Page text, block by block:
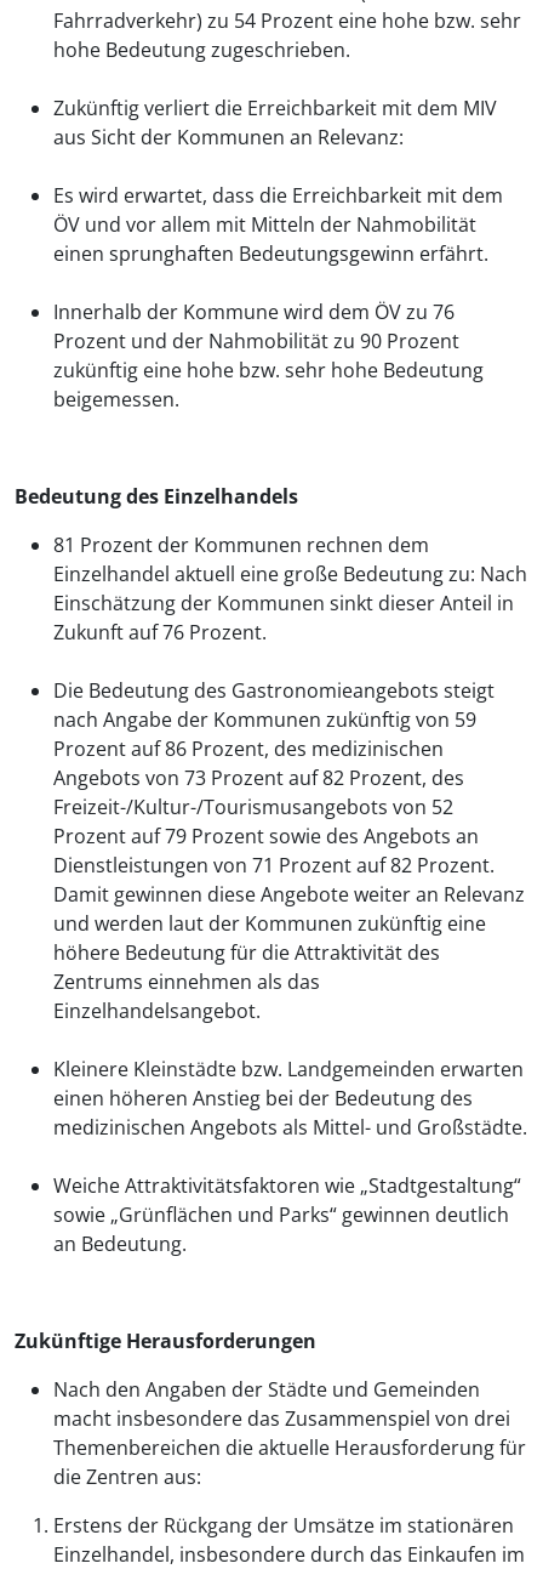
Fahrradverkehr) zu 54 Prozent eine hohe bzw. sehr
hohe Bedeutung zugeschrieben.
Zukünftig verliert die Erreichbarkeit mit dem MIV
aus Sicht der Kommunen an Relevanz:
Es wird erwartet, dass die Erreichbarkeit mit dem
ÖV und vor allem mit Mitteln der Nahmobilität
einen sprunghaften Bedeutungsgewinn erfährt.
Innerhalb der Kommune wird dem ÖV zu 76
Prozent und der Nahmobilität zu 90 Prozent
zukünftig eine hohe bzw. sehr hohe Bedeutung
beigemessen.
Bedeutung des Einzelhandels
81 Prozent der Kommunen rechnen dem
Einzelhandel aktuell eine große Bedeutung zu: Nach
Einschätzung der Kommunen sinkt dieser Anteil in
Zukunft auf 76 Prozent.
Die Bedeutung des Gastronomieangebots steigt
nach Angabe der Kommunen zukünftig von 59
Prozent auf 86 Prozent, des medizinischen
Angebots von 73 Prozent auf 82 Prozent, des
Freizeit-/Kultur-/Tourismusangebots von 52
Prozent auf 79 Prozent sowie des Angebots an
Dienstleistungen von 71 Prozent auf 82 Prozent.
Damit gewinnen diese Angebote weiter an Relevanz
und werden laut der Kommunen zukünftig eine
höhere Bedeutung für die Attraktivität des
Zentrums einnehmen als das
Einzelhandelsangebot.
Kleinere Kleinstädte bzw. Landgemeinden erwarten
einen höheren Anstieg bei der Bedeutung des
medizinischen Angebots als Mittel- und Großstädte.
Weiche Attraktivitätsfaktoren wie „Stadtgestaltung“
sowie „Grünflächen und Parks“ gewinnen deutlich
an Bedeutung.
Zukünftige Herausforderungen
Nach den Angaben der Städte und Gemeinden
macht insbesondere das Zusammenspiel von drei
Themenbereichen die aktuelle Herausforderung für
die Zentren aus:
Erstens der Rückgang der Umsätze im stationären
Einzelhandel, insbesondere durch das Einkaufen im